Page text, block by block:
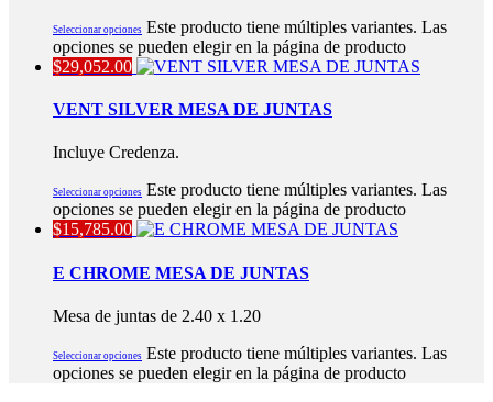
Seleccionar opciones Este producto tiene múltiples variantes. Las
opciones se pueden elegir en la página de producto
$29,052.00
VENT SILVER MESA DE JUNTAS
Incluye Credenza.
Seleccionar opciones Este producto tiene múltiples variantes. Las
opciones se pueden elegir en la página de producto
$15,785.00
E CHROME MESA DE JUNTAS
Mesa de juntas de 2.40 x 1.20
Seleccionar opciones Este producto tiene múltiples variantes. Las
opciones se pueden elegir en la página de producto